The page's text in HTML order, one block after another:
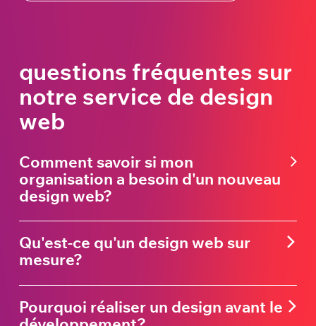
questions fréquentes sur
notre service de design
web
Comment savoir si mon
organisation a besoin d'un nouveau
design web?
Qu'est-ce qu'un design web sur
mesure?
Pourquoi réaliser un design avant le